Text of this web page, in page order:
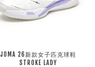
JOMA 26新款女子匹克球鞋
STROKE LADY